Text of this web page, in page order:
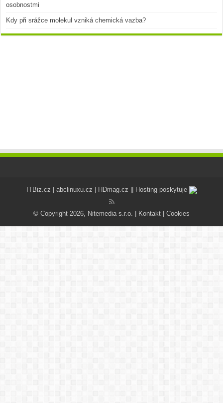
osobnostmi
Kdy při srážce molekul vzniká chemická vazba?
ITBiz.cz abclinuxu.cz HDmag.cz || Hosting poskytuje
© Copyright 2026, Nitemedia s.r.o. | Kontakt Cookies